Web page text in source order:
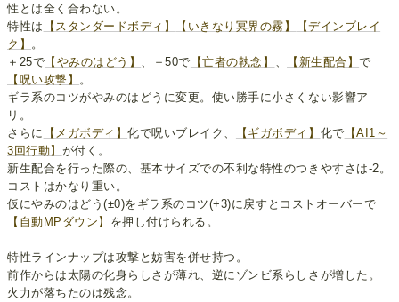
性とは全く合わない。
特性は
【スタンダードボディ】 【いきなり冥界の霧】
【デインブレイ
ク】
。
＋25で 【やみのはどう】 、＋50で 【亡者の執念】 【新生配合】で
【呪い攻撃】
。
ギラ系のコツがやみのはどうに変更。使い勝手に小さくない影響ア
リ。
さらに
【メガボディ】化で呪いブレイク、 【ギガボディ】 化で 【AI1～
3回行動】 が付く。
新生配合を行った際の、基本サイズでの不利な特性のつきやすさは-2。
コストはかなり重い。
仮にやみのはどう(±0)をギラ系のコツ(+3)に戻すとコストオーバーで
【自動MPダウン】 を押し付けられる。
特性ラインナップは攻撃と妨害を併せ持つ。
前作からは太陽の化身らしさが薄れ、逆にゾンビ系らしさが増した。
火力が落ちたのは残念。